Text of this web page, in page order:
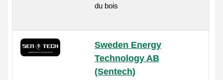
du bois
Sweden Energy
Technology AB
(Sentech)